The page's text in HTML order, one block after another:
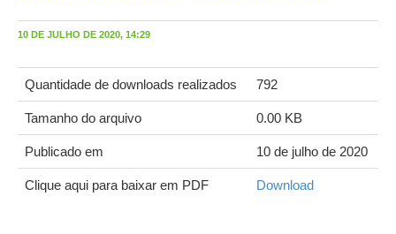
10 DE JULHO DE 2020, 14:29
Quantidade de downloads realizados 792
Tamanho do arquivo 0.00 KB
Publicado em 10 de julho de 2020
Clique aqui para baixar em PDF Download